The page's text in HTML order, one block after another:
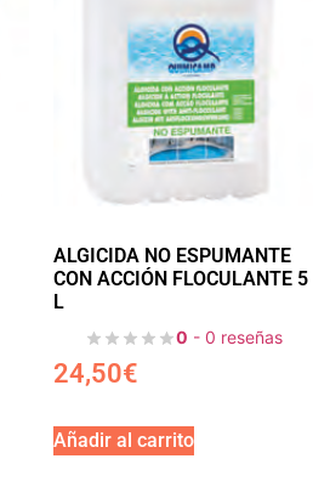
ALGICIDA NO ESPUMANTE
CON ACCIÓN FLOCULANTE 5
L
0 - 0 reseñas
24,50€
Añadir al carrito